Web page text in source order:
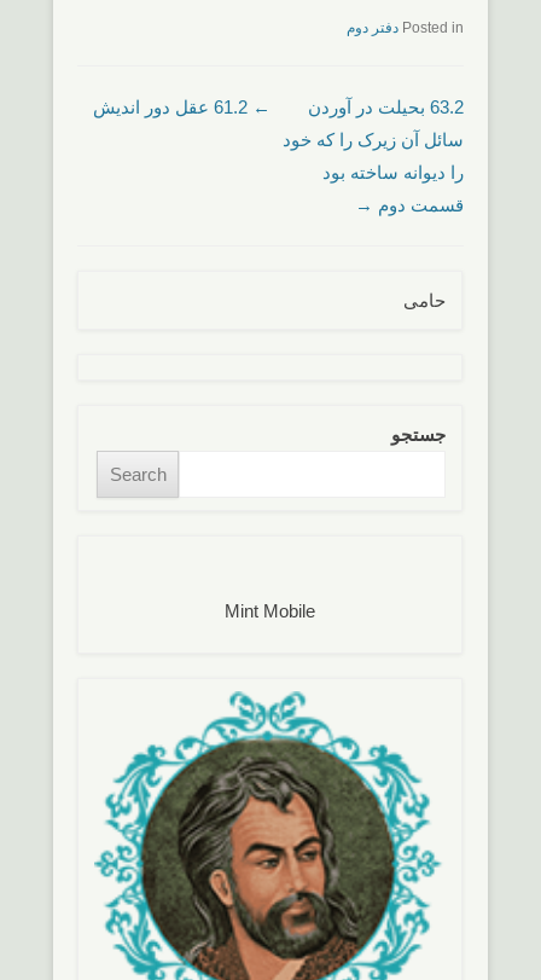
Posted in دفتر دوم
Post navigation
←
63.2 بحیلت در آوردن
سائل آن زیرک را که خود
را دیوانه ساخته بود
قسمت دوم →
حامی
جستجو
Search
Mint Mobile